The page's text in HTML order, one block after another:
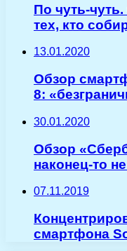
По чуть-
тех, кто
13.01.2020
Обзор
8:
30.01.2020
Обзор
наконец-то
07.11.2019
смартфона